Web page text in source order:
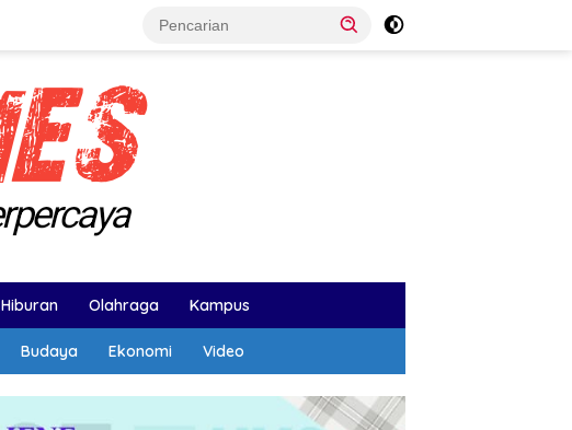
Hiburan Olahraga Kampus
Budaya Ekonomi Video